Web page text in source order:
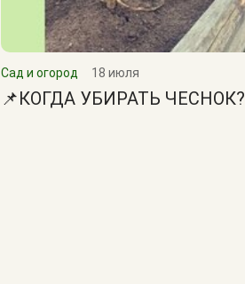
Сад и огород 18 июля
📌КОГДА УБИРАТЬ ЧЕСНОК?